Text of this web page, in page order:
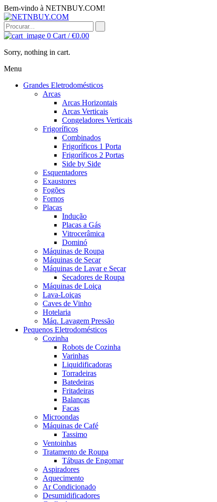
Bem-vindo à NETNBUY.COM!
0 Cart /€0.00
Sorry, nothing in cart.
Menu
Grandes Eletrodomésticos
Arcas
Arcas Horizontais
Arcas Verticais
Congeladores Verticais
Frigoríficos
Combinados
Frigoríficos 1 Porta
Frigoríficos 2 Portas
Side by Side
Esquentadores
Exaustores
Fogões
Fornos
Placas
Indução
Placas a Gás
Vitrocerâmica
Dominó
Máquinas de Roupa
Máquinas de Secar
Máquinas de Lavar e Secar
Secadores de Roupa
Máquinas de Loiça
Lava-Loiças
Caves de Vinho
Hotelaria
Máq. Lavagem Pressão
Pequenos Eletrodomésticos
Cozinha
Robots de Cozinha
Varinhas
Liquidificadoras
Torradeiras
Batedeiras
Fritadeiras
Balanças
Facas
Microondas
Máquinas de Café
Tassimo
Ventoinhas
Tratamento de Roupa
Tábuas de Engomar
Aspiradores
Aquecimento
Ar Condicionado
Desumidificadores